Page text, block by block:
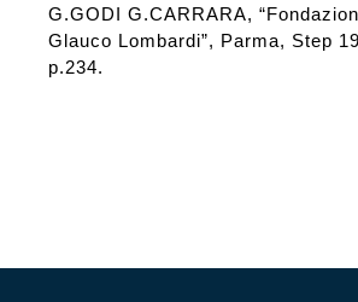
G.GODI G.CARRARA,
Glauco Lombardi”, Parma, Step
p.234.